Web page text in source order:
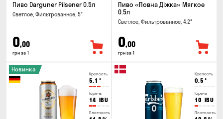
Пиво Darguner Pilsener 0.5л
Светлое, Фильтрованное, 5°
0,00
грн за 1
Пиво «Повна Діжка» Мягкое
0.5л
Светлое, Фильтрованное, 4.2°
0,00
грн за 1
Крепость
5.1 °
Горечь
14 IBU
Плотность
Новинка
Крепость
0.5 °
Горечь
10 IBU
Плотность